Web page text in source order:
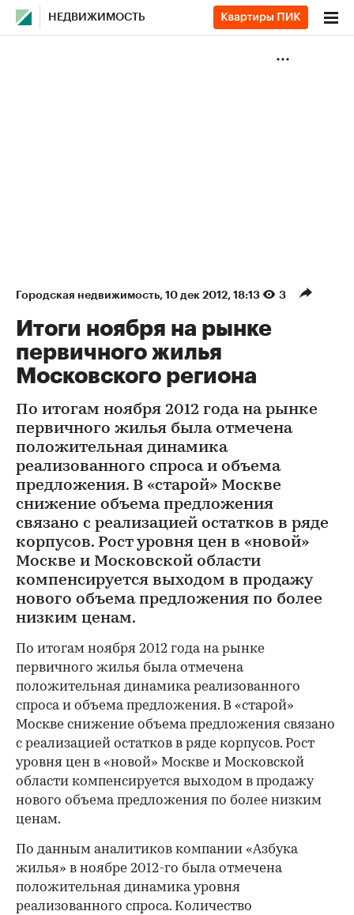
НЕДВИЖИМОСТЬ
Городская недвижимость⁠, 10 дек 2012, 18:13 3
Итоги ноября на рынке
первичного жилья
Московского региона
По итогам ноября 2012 года на рынке
первичного жилья была отмечена
положительная динамика
реализованного спроса и объема
предложения. В «старой» Москве
снижение объема предложения
связано с реализацией остатков в ряде
корпусов. Рост уровня цен в «новой»
Москве и Московской области
компенсируется выходом в продажу
нового объема предложения по более
низким ценам.
По итогам ноября 2012 года на рынке
первичного жилья была отмечена
положительная динамика реализованного
спроса и объема предложения. В «старой»
Москве снижение объема предложения связано
с реализацией остатков в ряде корпусов. Рост
уровня цен в «новой» Москве и Московской
области компенсируется выходом в продажу
нового объема предложения по более низким
ценам.
По данным аналитиков компании «Азбука
жилья» в ноябре 2012-го была отмечена
положительная динамика уровня
реализованного спроса. Количество